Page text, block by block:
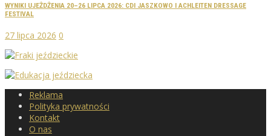
WYNIKI UJEŻDŻENIA 20–26 LIPCA 2026: CDI JASZKOWO I ACHLEITEN DRESSAGE
FESTIVAL
27 lipca 2026 0
Reklama
Polityka prywatności
Kontakt
O nas